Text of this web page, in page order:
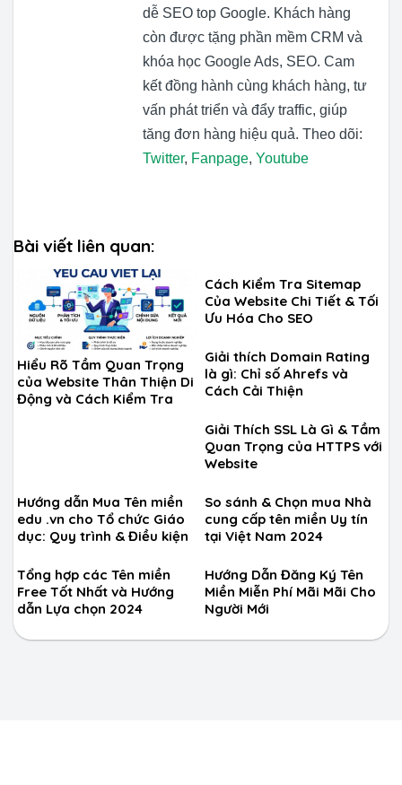
dễ SEO top Google. Khách hàng
còn được tặng phần mềm CRM và
khóa học Google Ads, SEO. Cam
kết đồng hành cùng khách hàng, tư
vấn phát triển và đẩy traffic, giúp
tăng đơn hàng hiệu quả. Theo dõi:
Twitter, Fanpage, Youtube
Bài viết liên quan:
Hiểu Rõ Tầm Quan Trọng
của Website Thân Thiện Di
Động và Cách Kiểm Tra
Cách Kiểm Tra Sitemap
Của Website Chi Tiết & Tối
Ưu Hóa Cho SEO
Giải thích Domain Rating
là gì: Chỉ số Ahrefs và
Cách Cải Thiện
Giải Thích SSL Là Gì & Tầm
Quan Trọng của HTTPS với
Website
Hướng dẫn Mua Tên miền
edu .vn cho Tổ chức Giáo
dục: Quy trình & Điều kiện
So sánh & Chọn mua Nhà
cung cấp tên miền Uy tín
tại Việt Nam 2024
Tổng hợp các Tên miền
Free Tốt Nhất và Hướng
dẫn Lựa chọn 2024
Hướng Dẫn Đăng Ký Tên
Miền Miễn Phí Mãi Mãi Cho
Người Mới